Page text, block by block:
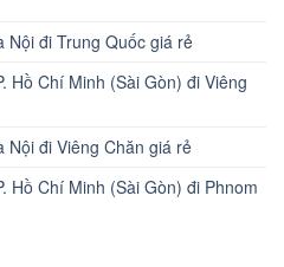
Nội đi Trung Quốc giá rẻ
Hồ Chí Minh (Sài Gòn) đi Viêng
Nội đi Viêng Chăn giá rẻ
Hồ Chí Minh (Sài Gòn) đi Phnom